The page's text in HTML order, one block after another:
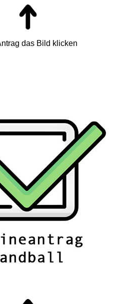
das Bild klicken